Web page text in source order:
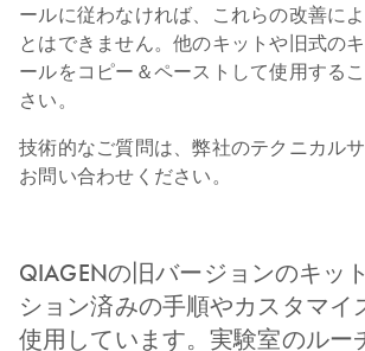
ールに従わなければ、これらの改善に
とはできません。他のキットや旧式の
ールをコピー＆ペーストして使用する
さい。
技術的なご質問は、弊社のテクニカル
お問い合わせください。
QIAGENの旧バージョンのキッ
ション済みの手順やカスタマイ
使用しています。実験室のルー